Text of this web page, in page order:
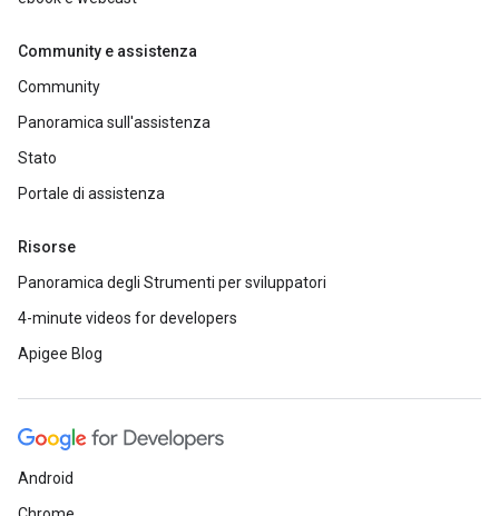
Community e assistenza
Community
Panoramica sull'assistenza
Stato
Portale di assistenza
Risorse
Panoramica degli Strumenti per sviluppatori
4-minute videos for developers
Apigee Blog
Android